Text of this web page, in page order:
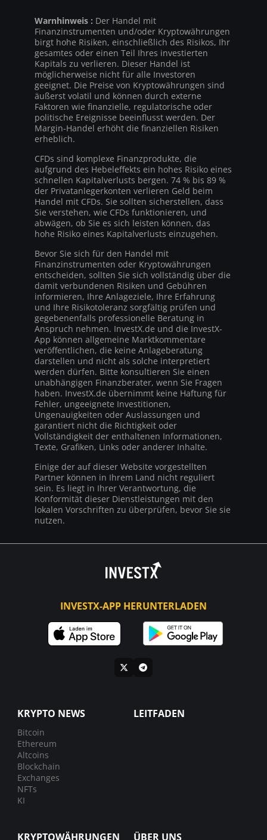
Warnhinweis : Der Handel mit
Finanzinstrumenten und/oder Kryptowährungen
birgt hohe Risiken, einschließlich des Risikos, Ihr
gesamtes oder einen Teil Ihres investierten
Kapitals zu verlieren. Dieser Handel ist
möglicherweise nicht für alle Investoren
geeignet. Die Preise von Kryptowährungen sind
äußerst volatil und können durch externe
Faktoren wie finanzielle, regulatorische oder
politische Ereignisse beeinflusst werden. Der
Margin-Handel erhöht die finanziellen Risiken
erheblich.
CFDs sind komplexe Finanzprodukte, die
aufgrund des Hebeleffekts ein hohes Risiko eines
schnellen Kapitalverlusts bergen. 74 % bis 89 %
der Privatanlegerkonten verlieren Geld beim
Handel mit CFDs. Sie sollten sicherstellen, dass
Sie verstehen, wie CFDs funktionieren, und
abwägen, ob Sie es sich leisten können, das
hohe Risiko eines Kapitalverlusts einzugehen.
Bevor Sie sich für den Handel mit
Finanzinstrumenten oder Kryptowährungen
entscheiden, sollten Sie sich vollständig über die
damit verbundenen Risiken und Gebühren
informieren, Ihre Anlageziele, Ihre Erfahrung
und Ihre Risikotoleranz sorgfältig prüfen und
gegebenenfalls professionelle Beratung in
Anspruch nehmen. InvestX.de und die InvestX-
App können allgemeine Marktkommentare
veröffentlichen, die keine Anlageberatung
darstellen und nicht als solche interpretiert
werden dürfen. Bitte konsultieren Sie einen
unabhängigen Finanzberater, wenn Sie Fragen
haben. InvestX.de übernimmt keine Haftung für
Fehler, ungeeignete Investitionen,
Ungenauigkeiten oder Auslassungen und
garantiert nicht die Richtigkeit oder
Vollständigkeit der enthaltenen Informationen,
Texte, Grafiken, Links oder anderer Inhalte.
Einige der auf dieser Website vorgestellten
Partner können in Ihrem Land nicht reguliert
sein. Es liegt in Ihrer Verantwortung, die
Konformität dieser Dienstleistungen mit den
lokalen Vorschriften zu überprüfen, bevor Sie sie
nutzen.
INVESTX-APP HERUNTERLADEN
KRYPTO NEWS
Bitcoin
Ethereum
Altcoins
Blockchain
Exchanges
NFTs
KI
LEITFADEN
KRYPTOWÄHRUNGEN ÜBER UNS